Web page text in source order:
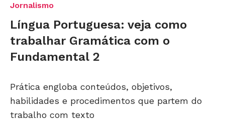
Jornalismo
Língua Portuguesa: veja como
trabalhar Gramática com o
Fundamental 2
Prática engloba conteúdos, objetivos,
habilidades e procedimentos que partem do
trabalho com texto